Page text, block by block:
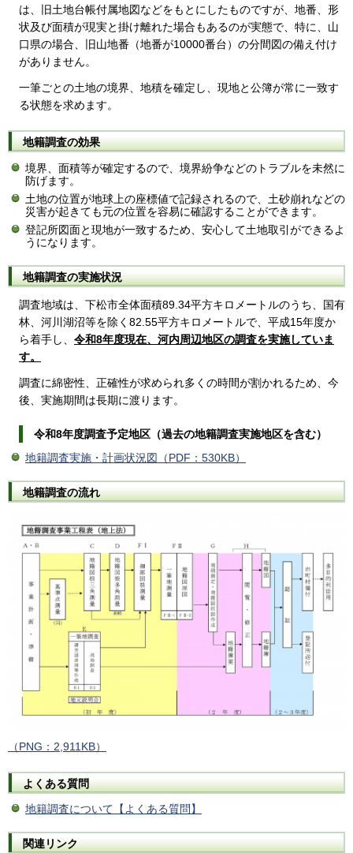
は、旧土地台帳付属地図などをもとにしたものですが、地番、形
状及び面積が現実と掛け離れた場合もあるのが実態で、特に、山
口県の場合、旧山地番（地番が10000番台）の分間図の備え付け
がありません。
一筆ごとの土地の境界、地積を確定し、現地と公簿が常に一致す
る状態を求めます。
地籍調査の効果
境界、面積等が確定するので、境界紛争などのトラブルを未然に
防げます。
土地の位置が地球上の座標値で記録されるので、土砂崩れなどの
災害が起きても元の位置を容易に確認することができます。
登記所図面と現地が一致するため、安心して土地取引ができるよ
うになります。
地籍調査の実施状況
調査地域は、下松市全体面積89.34平方キロメートルのうち、国有
林、河川湖沼等を除く82.55平方キロメートルで、平成15年度か
ら着手し、 令和8年度現在、河内周辺地区の調査を実施していま
す。
調査に綿密性、正確性が求められ多くの時間が割かれるため、今
後、実施期間は長期に渡ります。
令和8年度調査予定地区（過去の地籍調査実施地区を含む）
地籍調査実施・計画状況図（PDF：530KB）
地籍調査の流れ
（PNG：2,911KB）
よくある質問
地籍調査について【よくある質問】
関連リンク